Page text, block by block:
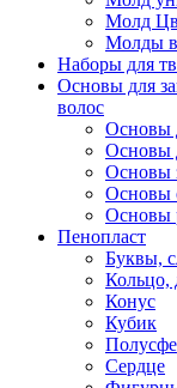
Молд
Молды в
Наборы для
Основы для
волос
Основы
Основы
Основы
Основы
Основы
Пенопласт
Буквы,
Кольцо,
Конус
Кубик
Сердце